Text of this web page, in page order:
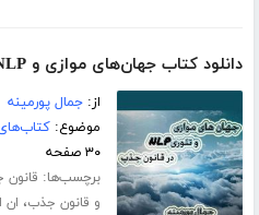
دانلود کتاب جهان‌های موازی و NLP در قانون جذب
از:جمال پورمینه
موضوع:
۳۰ صفحه
برچسب‌ها:
و قانون جذب، ان